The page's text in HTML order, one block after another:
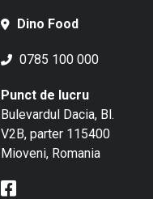
Dino Food
0785 100 000
Punct de lucru
Bulevardul Dacia, Bl.
V2B, parter 115400
Mioveni, Romania